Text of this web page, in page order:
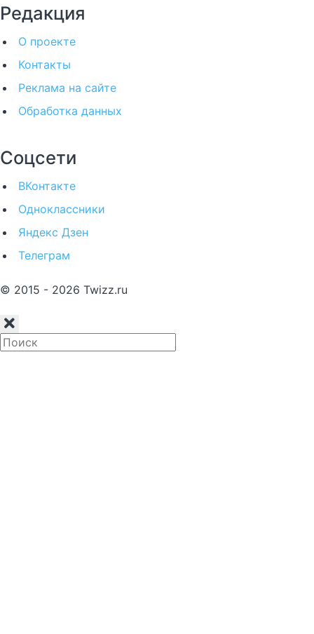
Редакция
О проекте
Контакты
Реклама на сайте
Обработка данных
Соцсети
ВКонтакте
Одноклассники
Яндекс Дзен
Телеграм
© 2015 - 2026 Twizz.ru